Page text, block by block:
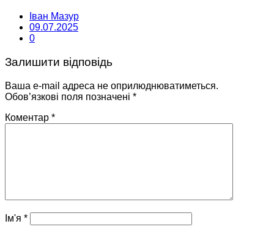
Іван Мазур
09.07.2025
0
Залишити відповідь
Ваша e-mail адреса не оприлюднюватиметься.
Обов’язкові поля позначені *
Коментар *
Ім'я *